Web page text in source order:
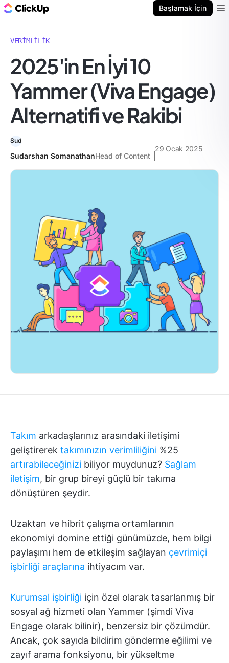
Başlamak İçin
VERIMLILIK
2025'in En İyi 10
Yammer (Viva Engage)
Alternatifi ve Rakibi
Sudarshan SomanathanHead of Content
29 Ocak 2025
Takım arkadaşlarınız arasındaki iletişimi
geliştirerek takımınızın verimliliğini %25
artırabileceğinizi biliyor muydunuz? Sağlam
iletişim, bir grup bireyi güçlü bir takıma
dönüştüren şeydir.
Uzaktan ve hibrit çalışma ortamlarının
ekonomiyi domine ettiği günümüzde, hem bilgi
paylaşımı hem de etkileşim sağlayan çevrimiçi
işbirliği araçlarına ihtiyacım var.
Kurumsal işbirliği için özel olarak tasarlanmış bir
sosyal ağ hizmeti olan Yammer (şimdi Viva
Engage olarak bilinir), benzersiz bir çözümdür.
Ancak, çok sayıda bildirim gönderme eğilimi ve
zayıf arama fonksiyonu, bir yükseltme